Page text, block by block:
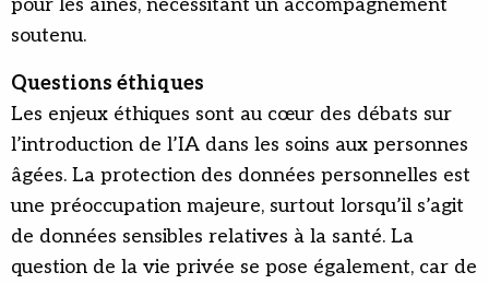
pour les aînés, nécessitant un accompagnement
soutenu.
Questions éthiques
Les enjeux éthiques sont au cœur des débats sur
l’introduction de l’IA dans les soins aux personnes
âgées. La protection des données personnelles est
une préoccupation majeure, surtout lorsqu’il s’agit
de données sensibles relatives à la santé. La
question de la vie privée se pose également, car de